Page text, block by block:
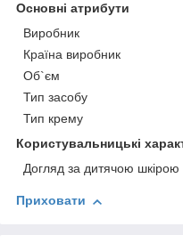
Основні атрибути
Виробник
Країна виробник
Об`єм
Тип засобу
Тип крему
Користувальницькі
Догляд за дитячою шкірою
Приховати